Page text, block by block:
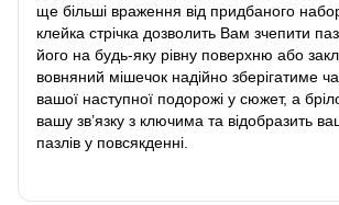
ще більші враження від придбаного
клейка стрічка дозволить Вам зчепити
його на будь-яку рівну поверхню або
вовняний мішечок надійно зберігатиме
вашої наступної подорожі у сюжет, а
вашу зв’язку з ключима та відобразить
пазлів у повсякденні.